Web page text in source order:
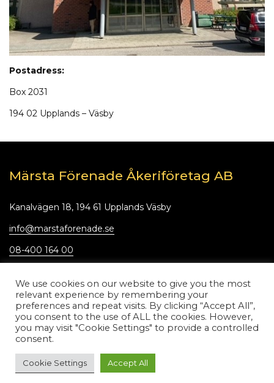
Postadress:
Box 2031
194 02 Upplands – Väsby
Märsta Förenade Åkeriföretag AB
Kanalvägen 18, 194 61 Upplands Väsby
info@marstaforenade.se
08-400 164 00
Hem
Tjänster
Hållbarhet
Om oss
Nyheter
Kontakt
We use cookies on our website to give you the most
relevant experience by remembering your
preferences and repeat visits. By clicking “Accept All”,
you consent to the use of ALL the cookies. However,
you may visit "Cookie Settings" to provide a controlled
consent.
Cookie Settings Accept All